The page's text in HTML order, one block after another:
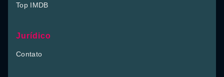
Top IMDB
Jurídico
Contato